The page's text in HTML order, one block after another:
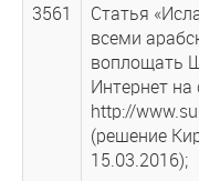
3561
Статья
всеми
воплощать
Интернет на
http://
(решение
15.03.2016);